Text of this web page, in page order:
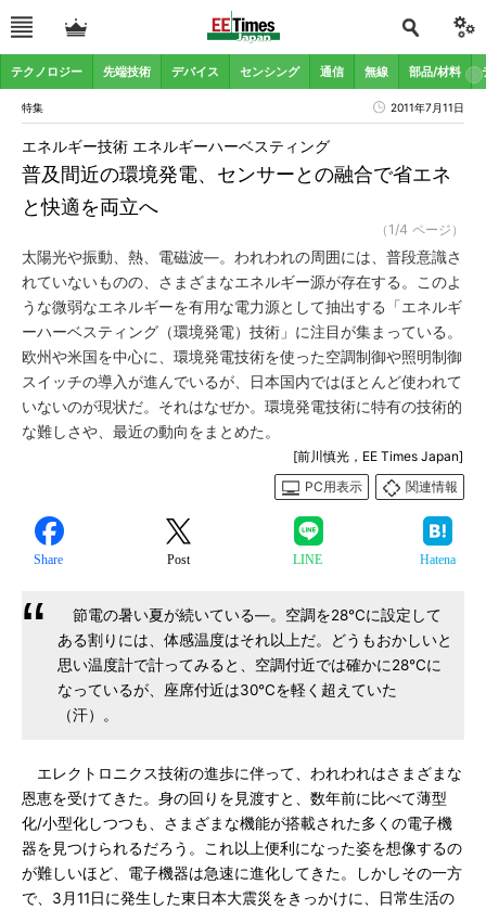
テクノロジー 先端技術 デバイス センシング 通信 無線 部品/材料
特集 2011年7月11日
普及間近の環境発電、センサーとの融合で省エネ
と快適を両立へ
エネルギー技術 エネルギーハーベスティング
（1/4 ページ）
太陽光や振動、熱、電磁波―。われわれの周囲には、普段意識さ
れていないものの、さまざまなエネルギー源が存在する。このよ
うな微弱なエネルギーを有用な電力源として抽出する「エネルギ
ーハーベスティング（環境発電）技術」に注目が集まっている。
欧州や米国を中心に、環境発電技術を使った空調制御や照明制御
スイッチの導入が進んでいるが、日本国内ではほとんど使われて
いないのが現状だ。それはなぜか。環境発電技術に特有の技術的
な難しさや、最近の動向をまとめた。
[前川慎光，EE Times Japan]
PC用表示
関連情報
Share Post LINE Hatena
節電の暑い夏が続いている―。空調を28℃に設定して
ある割りには、体感温度はそれ以上だ。どうもおかしいと
思い温度計で計ってみると、空調付近では確かに28℃に
なっているが、座席付近は30℃を軽く超えていた
（汗）。
エレクトロニクス技術の進歩に伴って、われわれはさまざまな
恩恵を受けてきた。身の回りを見渡すと、数年前に比べて薄型
化/小型化しつつも、さまざまな機能が搭載された多くの電子機
器を見つけられるだろう。これ以上便利になった姿を想像するの
が難しいほど、電子機器は急速に進化してきた。しかしその一方
で、3月11日に発生した東日本大震災をきっかけに、日常生活の